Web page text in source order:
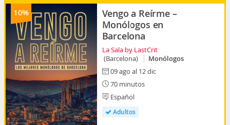
10%
Vengo a Reírme –
Monólogos en
Barcelona
La Sala by LastCrit
(Barcelona)
Monólogos
09 ago al 12 dic
70 minutos
Español
Adultos